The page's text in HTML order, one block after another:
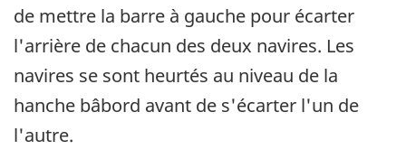
de mettre la barre à gauche pour écarter
l'arrière de chacun des deux navires. Les
navires se sont heurtés au niveau de la
hanche bâbord avant de s'écarter l'un de
l'autre.